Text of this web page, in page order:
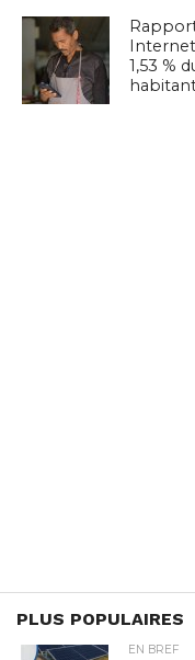
1,53 %
PLUS POPULAIRES
EN BREF